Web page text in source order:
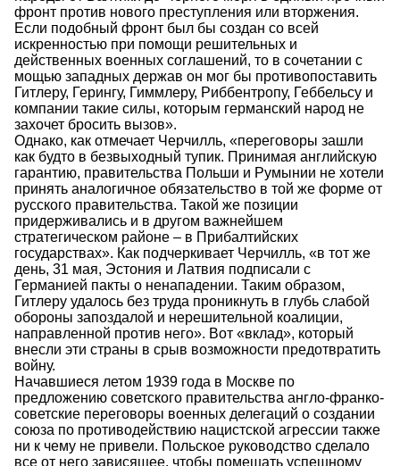
фронт против нового преступления или вторжения.
Если подобный фронт был бы создан со всей
искренностью при помощи решительных и
действенных военных соглашений, то в сочетании с
мощью западных держав он мог бы противопоставить
Гитлеру, Герингу, Гиммлеру, Риббентропу, Геббельсу и
компании такие силы, которым германский народ не
захочет бросить вызов».
Однако, как отмечает Черчилль, «переговоры зашли
как будто в безвыходный тупик. Принимая английскую
гарантию, правительства Польши и Румынии не хотели
принять аналогичное обязательство в той же форме от
русского правительства. Такой же позиции
придерживались и в другом важнейшем
стратегическом районе – в Прибалтийских
государствах». Как подчеркивает Черчилль, «в тот же
день, 31 мая, Эстония и Латвия подписали с
Германией пакты о ненападении. Таким образом,
Гитлеру удалось без труда проникнуть в глубь слабой
обороны запоздалой и нерешительной коалиции,
направленной против него». Вот «вклад», который
внесли эти страны в срыв возможности предотвратить
войну.
Начавшиеся летом 1939 года в Москве по
предложению советского правительства англо-франко-
советские переговоры военных делегаций о создании
союза по противодействию нацистской агрессии также
ни к чему не привели. Польское руководство сделало
все от него зависящее, чтобы помешать успешному